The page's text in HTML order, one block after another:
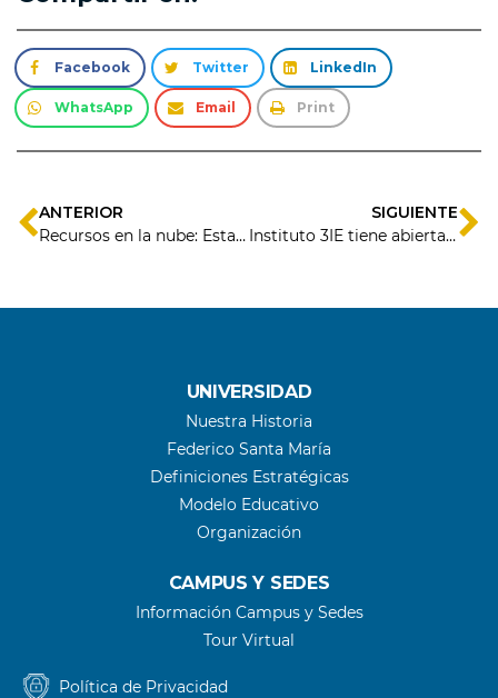
Facebook Twitter LinkedIn
WhatsApp Email Print
ANTERIOR
Recursos en la nube: Esta es una alternativa para que empresas puedan gestionarlos mejor y ahorrar
SIGUIENTE
Instituto 3IE tiene abierta convocatoria para programa que impulsa startups con alto potencial de crecimiento
UNIVERSIDAD
Nuestra Historia
Federico Santa María
Definiciones Estratégicas
Modelo Educativo
Organización
CAMPUS Y SEDES
Información Campus y Sedes
Tour Virtual
Política de Privacidad